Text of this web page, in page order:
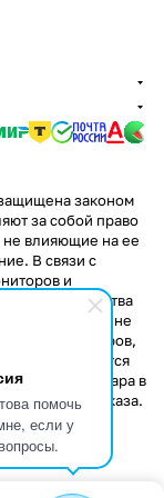
помочь
если у
законом
за собой право
не влияющие на ее
В связи с
и
свойства
могут не
товаров,
данного товара в
заказа.